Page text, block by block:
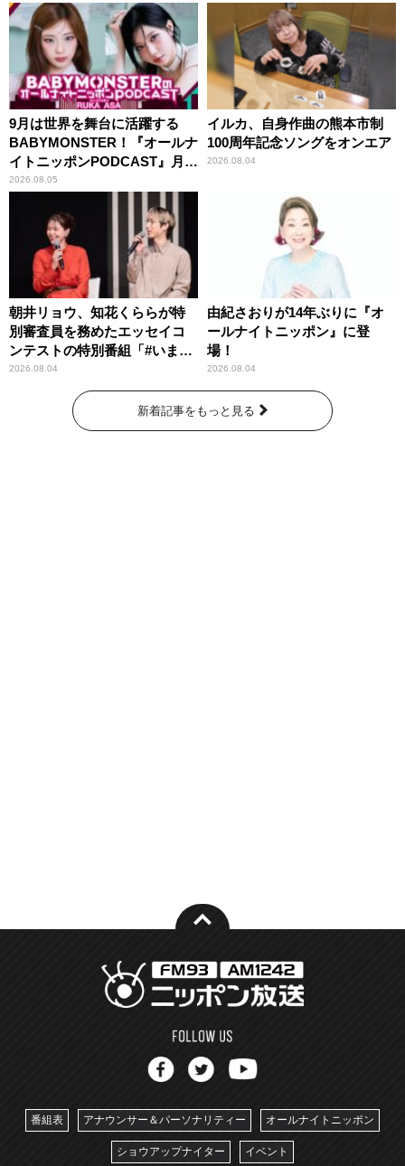
9月は世界を舞台に活躍する
BABYMONSTER！『オールナ
イトニッポンPODCAST』月替
わりパーソナリティ
2026.08.05
イルカ、自身作曲の熊本市制
100周年記念ソングをオンエア
2026.08.04
朝井リョウ、知花くららが特
別審査員を務めたエッセイコ
ンテストの特別番組「#いまあ
なたに伝えたいこと」
2026.08.04
由紀さおりが14年ぶりに『オ
ールナイトニッポン』に登
場！
2026.08.04
新着記事をもっと見る
番組表 アナウンサー＆パーソナリティー オールナイトニッポン
ショウアップナイター イベント